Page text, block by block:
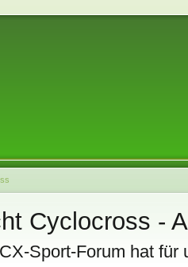
Cyclocross -
Sport-Forum hat